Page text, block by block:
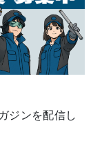
ジンを配信し